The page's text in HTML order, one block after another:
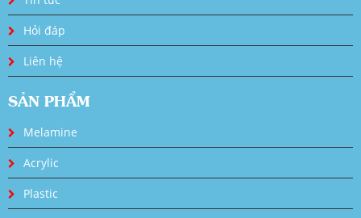
Hỏi đáp
Liên hệ
SẢN PHẨM
Melamine
Acrylic
Plastic